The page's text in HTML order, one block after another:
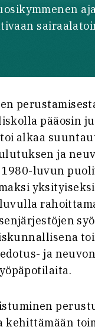
pääosin
alkaa
ja
luvun
ja